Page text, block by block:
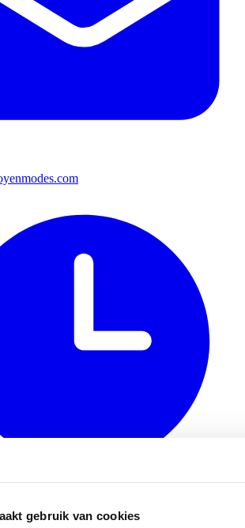
gebruik van cookies